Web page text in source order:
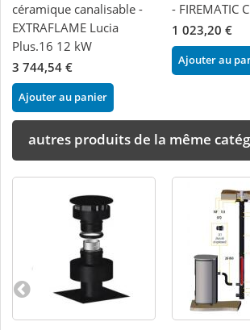
céramique canalisable -
EXTRAFLAME Lucia
Plus.16 12 kW
3 744,54 €
Ajouter au panier
- FIREMATIC
1 023,20 €
Ajouter au
autres produits de la même